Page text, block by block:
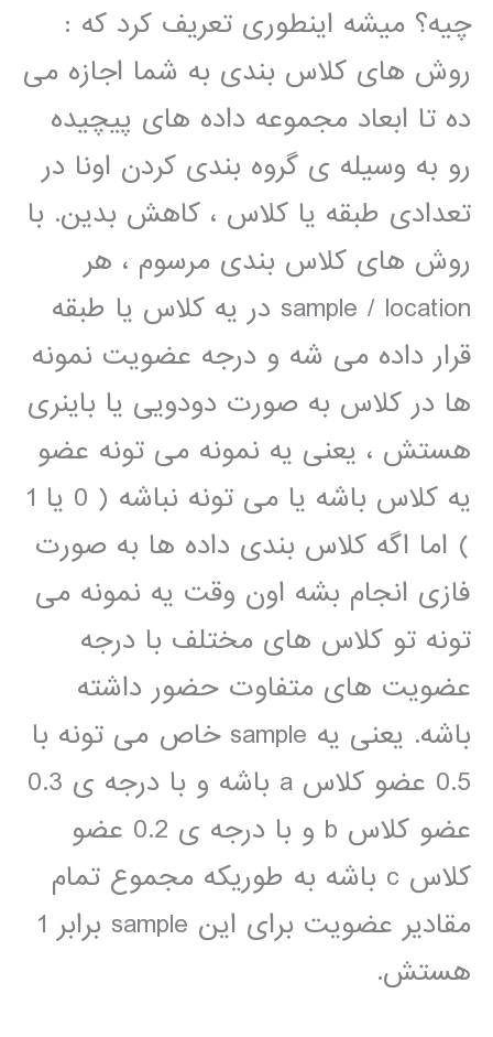
چیه؟ میشه اینطوری تعریف کرد که :
روش های کلاس بندی به شما اجازه می
ده تا ابعاد مجموعه داده های پیچیده
رو به وسیله ی گروه بندی کردن اونا در
تعدادی طبقه یا کلاس ، کاهش بدین. با
روش های کلاس بندی مرسوم ، هر
sample / location در یه کلاس یا طبقه
قرار داده می شه و درجه عضویت نمونه
ها در کلاس به صورت دودویی یا باینری
هستش ، یعنی یه نمونه می تونه عضو
یه کلاس باشه یا می تونه نباشه ( 0 یا 1
) اما اگه کلاس بندی داده ها به صورت
فازی انجام بشه اون وقت یه نمونه می
تونه تو کلاس های مختلف با درجه
عضویت های متفاوت حضور داشته
باشه. یعنی یه sample خاص می تونه با
0.5 عضو کلاس a باشه و با درجه ی 0.3
عضو کلاس b و با درجه ی 0.2 عضو
کلاس c باشه به طوریکه مجموع تمام
مقادیر عضویت برای این sample برابر 1
هستش.